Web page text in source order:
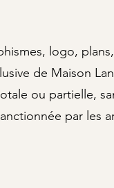
logo,
de Maison
ou partielle,
par les